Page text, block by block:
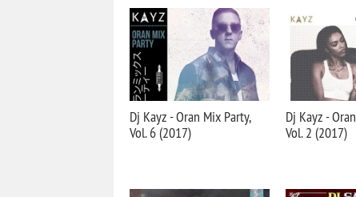
Dj Kayz - Oran Mix Party,
Vol. 6 (2017)
Dj Kayz -
Vol. 2 (2017)